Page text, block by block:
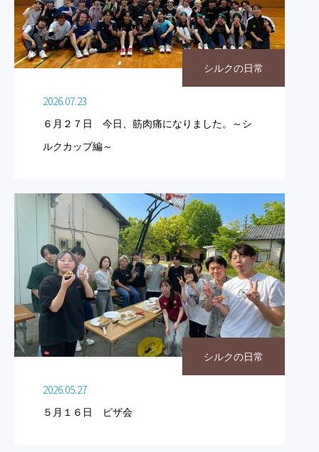
シルクの日常
2026.07.23
６月２７日 今日、筋肉痛になりました。～シ
ルクカップ編～
シルクの日常
2026.05.27
５月１６日 ピザ会